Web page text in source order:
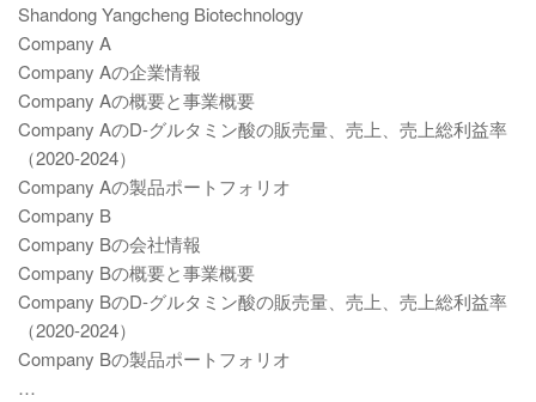
Shandong Yangcheng Biotechnology
Company A
Company Aの企業情報
Company Aの概要と事業概要
Company AのD-グルタミン酸の販売量、売上、売上総利益率
（2020-2024）
Company Aの製品ポートフォリオ
Company B
Company Bの会社情報
Company Bの概要と事業概要
Company BのD-グルタミン酸の販売量、売上、売上総利益率
（2020-2024）
Company Bの製品ポートフォリオ
…